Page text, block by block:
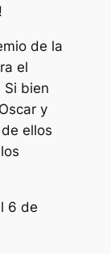
de la
el
Si bien
y
ellos
6 de